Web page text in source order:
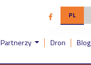
PL
Partnerzy Dron Blog